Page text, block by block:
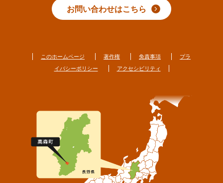
お問い合わせはこちら
このホームページ 著作権 免責事項
プラ
イバシーポリシー
アクセシビリティ